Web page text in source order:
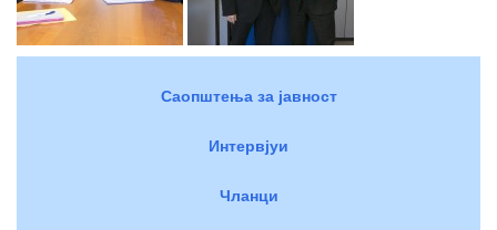
Саопштења за јавност
Интервјуи
Чланци